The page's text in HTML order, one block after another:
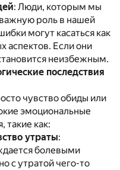
: Люди, которым мы
роль в нашей
могут касаться как
аспектов. Если они
неизбежным.
последствия
чувство обиды или
эмоциональные
такие как:
утраты:
болевыми
с утратой чего-то